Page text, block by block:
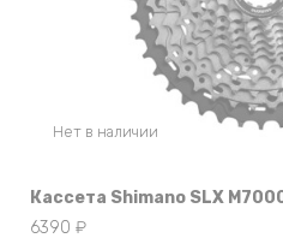
Нет в наличии
Кассета Shimano SLX
6390 ₽